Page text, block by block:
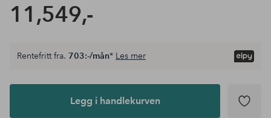
11,549,-
Legg i
Rentefritt fra. 703:-/mån* Les mer
Legg i handlekurven